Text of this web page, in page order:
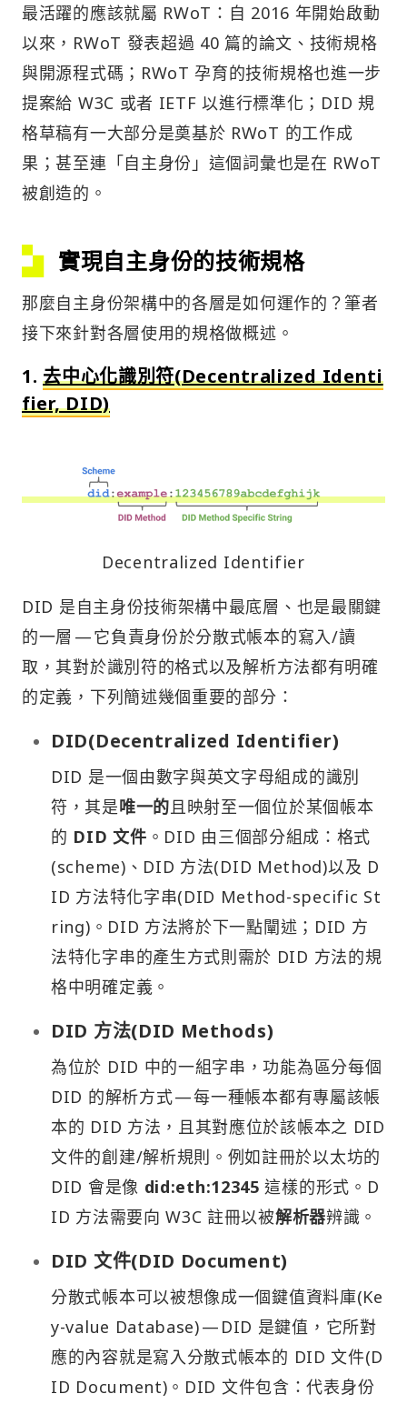
最活躍的應該就屬 RWoT：自 2016 年開始啟動
以來，RWoT 發表超過 40 篇的論文、技術規格
與開源程式碼；RWoT 孕育的技術規格也進一步
提案給 W3C 或者 IETF 以進行標準化；DID 規
格草稿有一大部分是奠基於 RWoT 的工作成
果；甚至連「自主身份」這個詞彙也是在 RWoT
被創造的。
實現自主身份的技術規格
那麼自主身份架構中的各層是如何運作的？筆者
接下來針對各層使用的規格做概述。
1.去中心化識別符(Decentralized Identi
fier, DID)
Decentralized Identifier
DID 是自主身份技術架構中最底層、也是最關鍵
的一層 — 它負責身份於分散式帳本的寫入/讀
取，其對於識別符的格式以及解析方法都有明確
的定義，下列簡述幾個重要的部分：
DID(Decentralized Identifier)
DID 是一個由數字與英文字母組成的識別
符，其是唯一的且映射至一個位於某個帳本
的 DID 文件 。DID 由三個部分組成：格式
(scheme)、DID 方法(DID Method)以及 D
ID 方法特化字串(DID Method-specific St
ring)。DID 方法將於下一點闡述；DID 方
法特化字串的產生方式則需於 DID 方法的規
格中明確定義。
DID 方法(DID Methods)
為位於 DID 中的一組字串，功能為區分每個
DID 的解析方式 — 每一種帳本都有專屬該帳
本的 DID 方法，且其對應位於該帳本之 DID
文件的創建/解析規則。例如註冊於以太坊的
DID 會是像 did:eth:12345 這樣的形式。D
ID 方法需要向 W3C 註冊以被解析器辨識。
DID 文件(DID Document)
分散式帳本可以被想像成一個鍵值資料庫(Ke
y-value Database) — DID 是鍵值，它所對
應的內容就是寫入分散式帳本的 DID 文件(D
ID Document)。DID 文件包含：代表身份